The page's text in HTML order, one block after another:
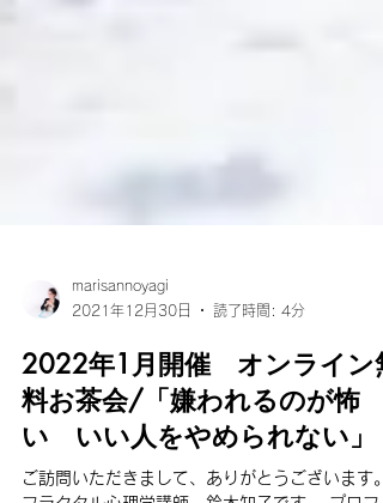
marisannoyagi
2021年12月30日
読了時間: 4分
2022年1月開催 オンライン無
料お茶会/「嫌われるのが怖